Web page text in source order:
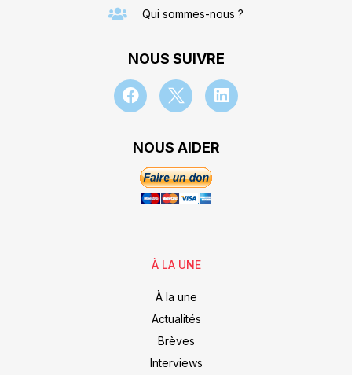
Qui sommes-nous ?
NOUS SUIVRE
NOUS AIDER
À LA UNE
À la une
Actualités
Brèves
Interviews